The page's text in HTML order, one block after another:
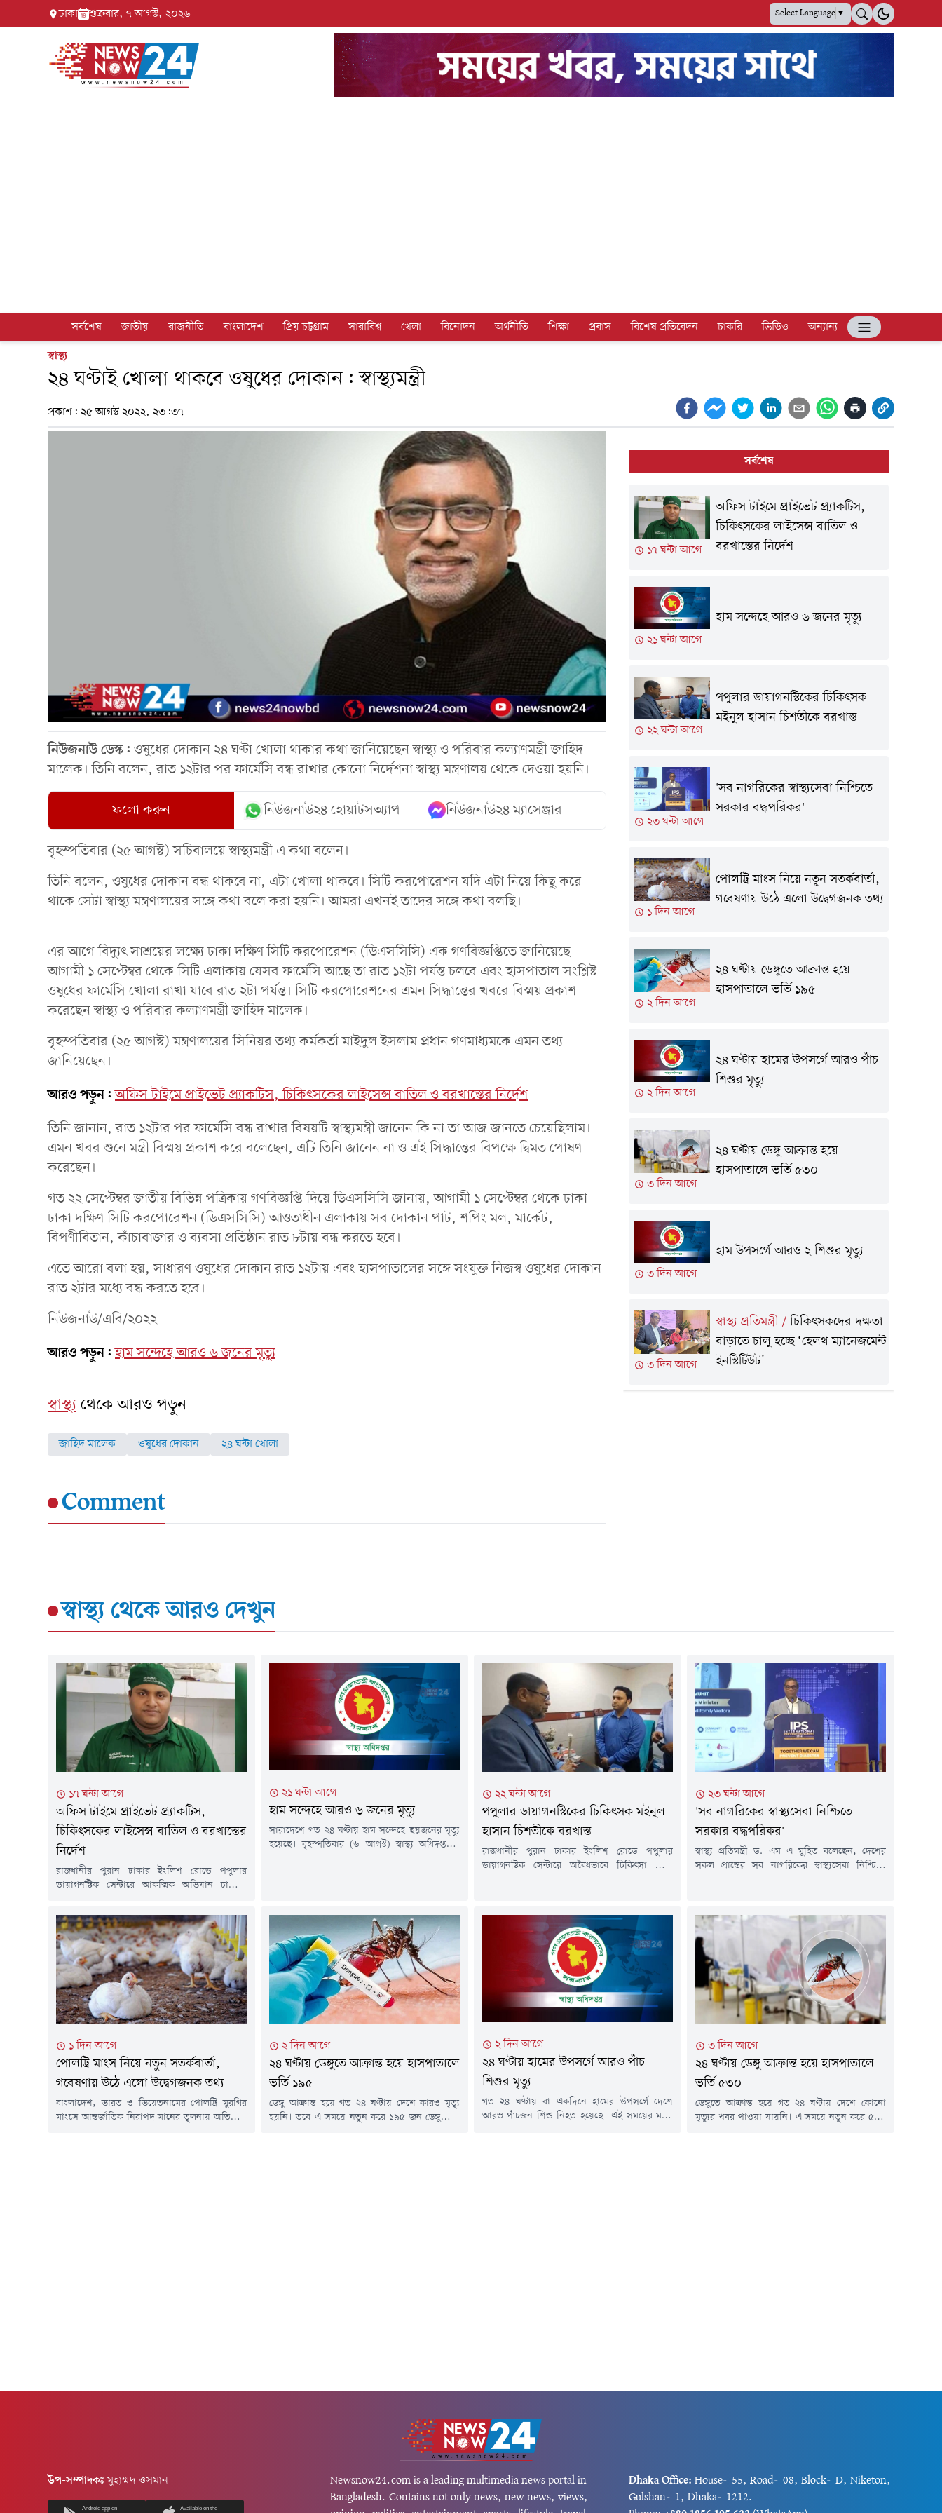
ঢাকা শুক্রবার, ৭ আগস্ট, ২০২৬ Select Language▼
সর্বশেষ জাতীয় রাজনীতি বাংলাদেশ প্রিয় চট্টগ্রাম সারাবিশ্ব খেলা বিনোদন অর্থনীতি শিক্ষা প্রবাস বিশেষ প্রতিবেদন চাকরি ভিডিও
অন্যান্য
স্বাস্থ্য
২৪ ঘণ্টাই খোলা থাকবে ওষুধের দোকান: স্বাস্থ্যমন্ত্রী
প্রকাশ: ২৫ আগস্ট ২০২২, ২৩:৩৭
নিউজনাউ ডেস্ক: ওষুধের দোকান ২৪ ঘণ্টা খোলা থাকার কথা জানিয়েছেন স্বাস্থ্য ও পরিবার কল্যাণমন্ত্রী জাহিদ
মালেক। তিনি বলেন, রাত ১২টার পর ফার্মেসি বন্ধ রাখার কোনো নির্দেশনা স্বাস্থ্য মন্ত্রণালয় থেকে দেওয়া হয়নি।
ফলো করুন নিউজনাউ২৪ হোয়াটসঅ্যাপ নিউজনাউ২৪ ম্যাসেঞ্জার
বৃহস্পতিবার (২৫ আগস্ট) সচিবালয়ে স্বাস্থ্যমন্ত্রী এ কথা বলেন।
তিনি বলেন, ওষুধের দোকান বন্ধ থাকবে না, এটা খোলা থাকবে। সিটি করপোরেশন যদি এটা নিয়ে কিছু করে
থাকে সেটা স্বাস্থ্য মন্ত্রণালয়ের সঙ্গে কথা বলে করা হয়নি। আমরা এখনই তাদের সঙ্গে কথা বলছি।
এর আগে বিদ্যুৎ সাশ্রয়ের লক্ষ্যে ঢাকা দক্ষিণ সিটি করপোরেশন (ডিএসসিসি) এক গণবিজ্ঞপ্তিতে জানিয়েছে
আগামী ১ সেপ্টেম্বর থেকে সিটি এলাকায় যেসব ফার্মেসি আছে তা রাত ১২টা পর্যন্ত চলবে এবং হাসপাতাল সংশ্লিষ্ট
ওষুধের ফার্মেসি খোলা রাখা যাবে রাত ২টা পর্যন্ত। সিটি করপোরেশনের এমন সিদ্ধান্তের খবরে বিস্ময় প্রকাশ
করেছেন স্বাস্থ্য ও পরিবার কল্যাণমন্ত্রী জাহিদ মালেক।
বৃহস্পতিবার (২৫ আগস্ট) মন্ত্রণালয়ের সিনিয়র তথ্য কর্মকর্তা মাইদুল ইসলাম প্রধান গণমাধ্যমকে এমন তথ্য
জানিয়েছেন।
আরও পড়ুন: অফিস টাইমে প্রাইভেট প্র্যাকটিস, চিকিৎসকের লাইসেন্স বাতিল ও বরখাস্তের নির্দেশ
তিনি জানান, রাত ১২টার পর ফার্মেসি বন্ধ রাখার বিষয়টি স্বাস্থ্যমন্ত্রী জানেন কি না তা আজ জানতে চেয়েছিলাম।
এমন খবর শুনে মন্ত্রী বিস্ময় প্রকাশ করে বলেছেন, এটি তিনি জানেন না ও এই সিদ্ধান্তের বিপক্ষে দ্বিমত পোষণ
করেছেন।
গত ২২ সেপ্টেম্বর জাতীয় বিভিন্ন পত্রিকায় গণবিজ্ঞপ্তি দিয়ে ডিএসসিসি জানায়, আগামী ১ সেপ্টেম্বর থেকে ঢাকা
ঢাকা দক্ষিণ সিটি করপোরেশন (ডিএসসিসি) আওতাধীন এলাকায় সব দোকান পাট, শপিং মল, মার্কেট,
বিপণীবিতান, কাঁচাবাজার ও ব্যবসা প্রতিষ্ঠান রাত ৮টায় বন্ধ করতে হবে।
এতে আরো বলা হয়, সাধারণ ওষুধের দোকান রাত ১২টায় এবং হাসপাতালের সঙ্গে সংযুক্ত নিজস্ব ওষুধের দোকান
রাত ২টার মধ্যে বন্ধ করতে হবে।
নিউজনাউ/এবি/২০২২
আরও পড়ুন: হাম সন্দেহে আরও ৬ জনের মৃত্যু
স্বাস্থ্যথেকে আরও পড়ুন
জাহিদ মালেক ওষুধের দোকান ২৪ ঘন্টা খোলা
Comment
সর্বশেষ
১৭ ঘন্টা আগে
অফিস টাইমে প্রাইভেট প্র্যাকটিস,
চিকিৎসকের লাইসেন্স বাতিল ও
বরখাস্তের নির্দেশ
২১ ঘন্টা আগে
হাম সন্দেহে আরও ৬ জনের মৃত্যু
২২ ঘন্টা আগে
পপুলার ডায়াগনস্টিকের চিকিৎসক
মইনুল হাসান চিশতীকে বরখাস্ত
২৩ ঘন্টা আগে
'সব নাগরিকের স্বাস্থ্যসেবা নিশ্চিতে
সরকার বদ্ধপরিকর'
১ দিন আগে
পোলট্রি মাংস নিয়ে নতুন সতর্কবার্তা,
গবেষণায় উঠে এলো উদ্বেগজনক তথ্য
২ দিন আগে
২৪ ঘণ্টায় ডেঙ্গুতে আক্রান্ত হয়ে
হাসপাতালে ভর্তি ১৯৫
২ দিন আগে
২৪ ঘণ্টায় হামের উপসর্গে আরও পাঁচ
শিশুর মৃত্যু
৩ দিন আগে
২৪ ঘণ্টায় ডেঙ্গু আক্রান্ত হয়ে
হাসপাতালে ভর্তি ৫৩০
৩ দিন আগে
হাম উপসর্গে আরও ২ শিশুর মৃত্যু
৩ দিন আগে
স্বাস্থ্য প্রতিমন্ত্রী/চিকিৎসকদের দক্ষতা
বাড়াতে চালু হচ্ছে ‘হেলথ ম্যানেজমেন্ট
ইনস্টিটিউট’
স্বাস্থ্য থেকে আরও দেখুন
১৭ ঘন্টা আগে
অফিস টাইমে প্রাইভেট প্র্যাকটিস,
চিকিৎসকের লাইসেন্স বাতিল ও বরখাস্তের
নির্দেশ
রাজধানীর পুরান ঢাকার ইংলিশ রোডে পপুলার
ডায়াগনস্টিক সেন্টারে আকস্মিক অভিযান চালিয়ে
অভিযোগে নরসিংদীর বেলাব উপজেলা স্বাস্থ্য
কমপ্লেক্সের চিকিৎসক ডা. মইনুল হাসান চিশতীকে
হাতেনাতে শনাক্ত করেছেন স্বাস্থ্যমন্ত্রী সরদার মো.
সাখাওয়াত হোসেন। এ ঘটনায় ওই চিকিৎসকের
নিবন্ধন বাতিল এবং সরকারি চাকরি থেকে বরখাস্তের
নির্দেশ দিয়েছেন মন্ত্রী।বৃহস্পতিবার...
২১ ঘন্টা আগে
হাম সন্দেহে আরও ৬ জনের মৃত্যু
সারাদেশে গত ২৪ ঘণ্টায় হাম সন্দেহে ছয়জনের মৃত্যু
হয়েছে। বৃহস্পতিবার (৬ আগস্ট) স্বাস্থ্য অধিদপ্তরের
সংখ্যা এক লক্ষ ৩৩ হাজার...
২২ ঘন্টা আগে
পপুলার ডায়াগনস্টিকের চিকিৎসক মইনুল
হাসান চিশতীকে বরখাস্ত
রাজধানীর পুরান ঢাকার ইংলিশ রোডে পপুলার
ডায়াগনস্টিক সেন্টারে অবৈধভাবে চিকিৎসা সেবা
অভিযান পরিচালনা করেন স্বাস্থ্যমন্ত্রী সরদার
সাখাওয়াত হোসেন।এ সময়, নরসিংদীর বেলাবো
উপজেলার সরকারি হাসপাতালের ডাক্তার মইনুল
হাসান চিশতীকে সেবারত অবস্থায় হাতেনাতে ধরেন...
২৩ ঘন্টা আগে
'সব নাগরিকের স্বাস্থ্যসেবা নিশ্চিতে
সরকার বদ্ধপরিকর'
স্বাস্থ্য প্রতিমন্ত্রী ড. এম এ মুহিত বলেছেন, দেশের
সকল প্রান্তের সব নাগরিকের স্বাস্থ্যসেবা নিশ্চিতে
প্রতিমন্ত্রী বলেন, স্বাস্থ্যসেবাকে প্রান্তিক পর্যায়ে পৌঁছে
দেয়ার জন্য সরকার কাজ করছে। সেখানে অবশ্যই
স্বাস্থ্য বিশেষজ্ঞ, গবেষক, উন্নয়ন সহযোগী...
১ দিন আগে
পোলট্রি মাংস নিয়ে নতুন সতর্কবার্তা,
গবেষণায় উঠে এলো উদ্বেগজনক তথ্য
বাংলাদেশ, ভারত ও ভিয়েতনামের পোলট্রি মুরগির
মাংসে আন্তর্জাতিক নিরাপদ মানের তুলনায় অতিরিক্ত
২ দিন আগে
২৪ ঘণ্টায় ডেঙ্গুতে আক্রান্ত হয়ে হাসপাতালে
ভর্তি ১৯৫
ডেঙ্গু আক্রান্ত হয়ে গত ২৪ ঘণ্টায় দেশে কারও মৃত্যু
হয়নি। তবে এ সময়ে নতুন করে ১৯৫ জন ডেঙ্গুরোগী
২ দিন আগে
২৪ ঘণ্টায় হামের উপসর্গে আরও পাঁচ
শিশুর মৃত্যু
গত ২৪ ঘণ্টায় বা একদিনে হামের উপসর্গে দেশে
আরও পাঁচজন শিশু নিহত হয়েছে। এই সময়ের মধ্যে
৩ দিন আগে
২৪ ঘণ্টায় ডেঙ্গু আক্রান্ত হয়ে হাসপাতালে
ভর্তি ৫৩০
ডেঙ্গুতে আক্রান্ত হয়ে গত ২৪ ঘণ্টায় দেশে কোনো
মৃত্যুর খবর পাওয়া যায়নি। এ সময়ে নতুন করে ৫৩০
উপ-সম্পাদকঃমুহাম্মদ ওসমান
Android app on Available on the
Newsnow24.com is a leading multimedia news portal in
Bangladesh. Contains not only news, new news, views,
Dhaka Office: House-55, Road-08, Block-D, Niketon,
Gulshan-1, Dhaka-1212.